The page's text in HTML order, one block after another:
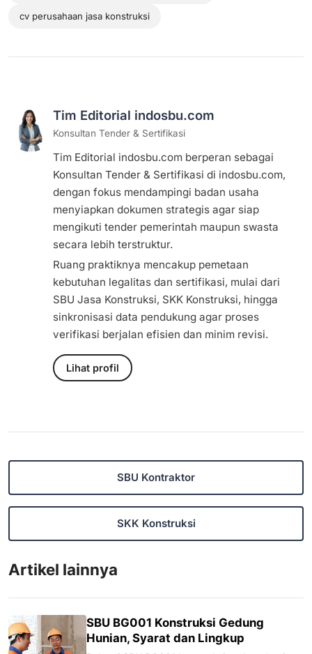
cv perusahaan jasa konstruksi
Tim Editorial indosbu.com
Konsultan Tender & Sertifikasi
Tim Editorial indosbu.com berperan sebagai
Konsultan Tender & Sertifikasi di indosbu.com,
dengan fokus mendampingi badan usaha
menyiapkan dokumen strategis agar siap
mengikuti tender pemerintah maupun swasta
secara lebih terstruktur.
Ruang praktiknya mencakup pemetaan
kebutuhan legalitas dan sertifikasi, mulai dari
SBU Jasa Konstruksi, SKK Konstruksi, hingga
sinkronisasi data pendukung agar proses
verifikasi berjalan efisien dan minim revisi.
Lihat profil
SBU Kontraktor
SKK Konstruksi
Artikel lainnya
SBU BG001 Konstruksi Gedung
Hunian, Syarat dan Lingkup